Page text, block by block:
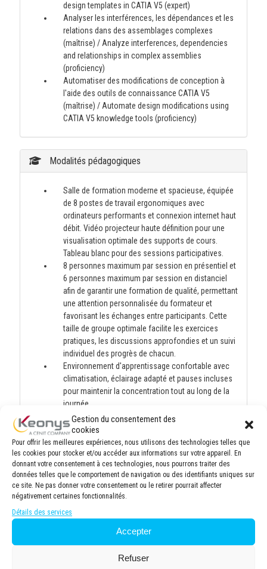
Gestion du consentement des
cookies
Pour offrir les meilleures expériences, nous utilisons des technologies telles que
les cookies pour stocker et/ou accéder aux informations sur votre appareil. En
donnant votre consentement à ces technologies, nous pourrons traiter des
données telles que le comportement de navigation ou des identifiants uniques sur
ce site. Ne pas donner votre consentement ou le retirer pourrait affecter
négativement certaines fonctionnalités.
Détails des services
Accepter
Refuser
design templates in CATIA V5 (expert)
Analyser les interférences, les dépendances et les
relations dans des assemblages complexes
(maîtrise) / Analyze interferences, dependencies
and relationships in complex assemblies
(proficiency)
Automatiser des modifications de conception à
l'aide des outils de connaissance CATIA V5
(maîtrise) / Automate design modifications using
CATIA V5 knowledge tools (proficiency)
Modalités pédagogiques
Salle de formation moderne et spacieuse, équipée
de 8 postes de travail ergonomiques avec
ordinateurs performants et connexion internet haut
débit. Vidéo projecteur haute définition pour une
visualisation optimale des supports de cours.
Tableau blanc pour des sessions participatives.
8 personnes maximum par session en présentiel et
6 personnes maximum par session en distanciel
afin de garantir une formation de qualité, permettant
une attention personnalisée du formateur et
favorisant les échanges entre participants. Cette
taille de groupe optimale facilite les exercices
pratiques, les discussions approfondies et un suivi
individuel des progrès de chacun.
Environnement d'apprentissage confortable avec
climatisation, éclairage adapté et pauses incluses
pour maintenir la concentration tout au long de la
journée.
Documentation complète fournie à chaque
participant, incluant supports de cours, exercices
pratiques et ressources complémentaires pour
approfondir les connaissances après la formation.
Moyens et supports pédagogiques
Méthodologie pédagogique équilibrée, alliant
apports théoriques et mises en situation pratiques.
pratiques simulant des projets professionnels pour